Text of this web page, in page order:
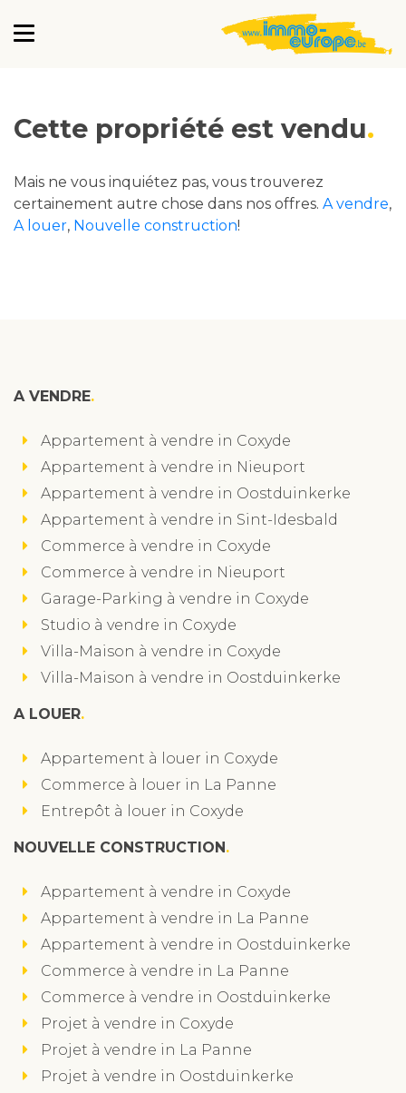
Cette propriété est vendu
Mais ne vous inquiétez pas, vous trouverez
certainement autre chose dans nos offres. A vendre,
A louer, Nouvelle construction!
A VENDRE
Appartement à vendre in Coxyde
Appartement à vendre in Nieuport
Appartement à vendre in Oostduinkerke
Appartement à vendre in Sint-Idesbald
Commerce à vendre in Coxyde
Commerce à vendre in Nieuport
Garage-Parking à vendre in Coxyde
Studio à vendre in Coxyde
Villa-Maison à vendre in Coxyde
Villa-Maison à vendre in Oostduinkerke
A LOUER
Appartement à louer in Coxyde
Commerce à louer in La Panne
Entrepôt à louer in Coxyde
NOUVELLE CONSTRUCTION
Appartement à vendre in Coxyde
Appartement à vendre in La Panne
Appartement à vendre in Oostduinkerke
Commerce à vendre in La Panne
Commerce à vendre in Oostduinkerke
Projet à vendre in Coxyde
Projet à vendre in La Panne
Projet à vendre in Oostduinkerke